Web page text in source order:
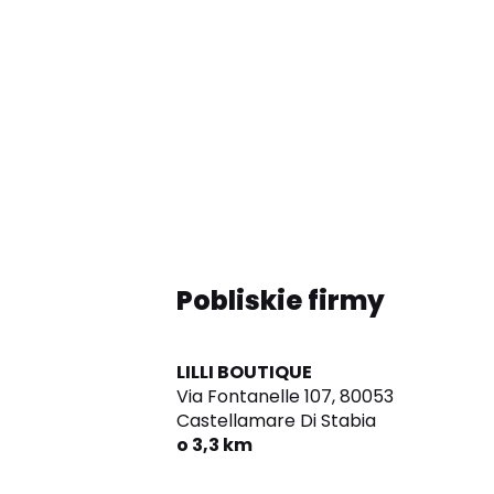
Pobliskie firmy
LILLI BOUTIQUE
Via Fontanelle 107,80053
Castellamare Di Stabia
o 3,3 km